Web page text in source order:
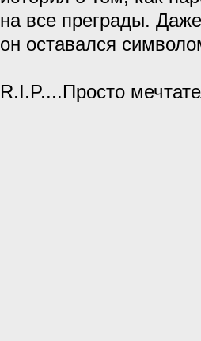
на все преграды.
он оставался
R.I.P....Просто